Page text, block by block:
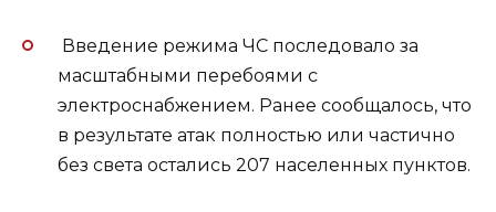
Введение режима ЧС последовало за
масштабными перебоями с
электроснабжением. Ранее сообщалось, что
в результате атак полностью или частично
без света остались 207 населенных пунктов.